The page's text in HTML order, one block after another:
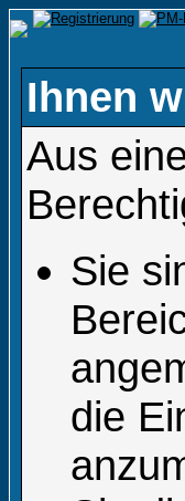
Ihnen
Aus
Sie
die